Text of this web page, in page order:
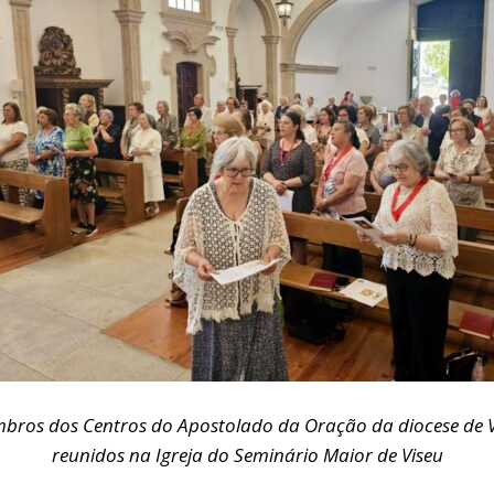
dos Centros do Apostolado da Oração da diocese de
reunidos na Igreja do Seminário Maior de Viseu